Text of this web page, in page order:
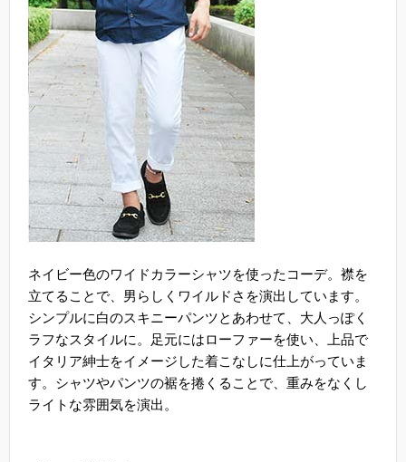
ネイビー色のワイドカラーシャツを使ったコーデ。襟を
立てることで、男らしくワイルドさを演出しています。
シンプルに白のスキニーパンツとあわせて、大人っぽく
ラフなスタイルに。足元にはローファーを使い、上品で
イタリア紳士をイメージした着こなしに仕上がっていま
す。シャツやパンツの裾を捲くることで、重みをなくし
ライトな雰囲気を演出。